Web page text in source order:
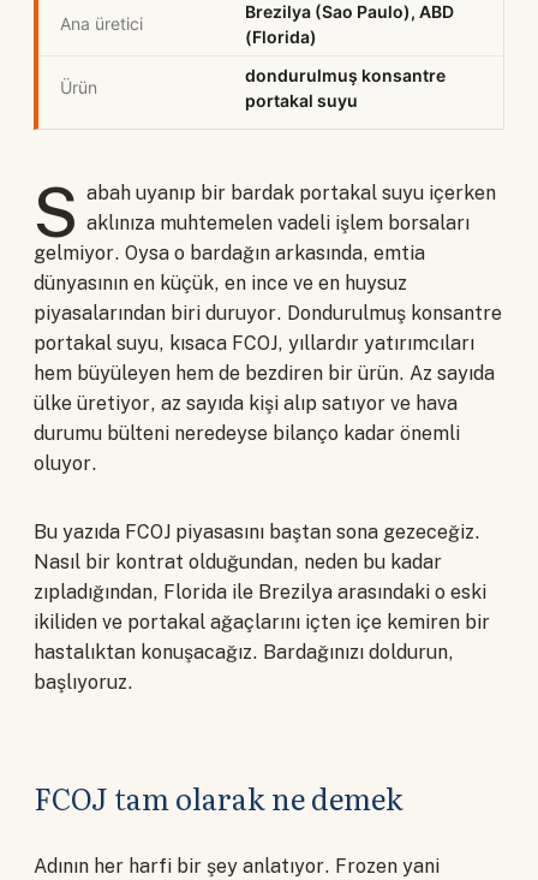
Ana üretici
Brezilya (Sao Paulo), ABD
(Florida)
Ürün
dondurulmuş konsantre
portakal suyu
S abah uyanıp bir bardak portakal suyu içerken
aklınıza muhtemelen vadeli işlem borsaları
gelmiyor. Oysa o bardağın arkasında, emtia
dünyasının en küçük, en ince ve en huysuz
piyasalarından biri duruyor. Dondurulmuş konsantre
portakal suyu, kısaca FCOJ, yıllardır yatırımcıları
hem büyüleyen hem de bezdiren bir ürün. Az sayıda
ülke üretiyor, az sayıda kişi alıp satıyor ve hava
durumu bülteni neredeyse bilanço kadar önemli
oluyor.
Bu yazıda FCOJ piyasasını baştan sona gezeceğiz.
Nasıl bir kontrat olduğundan, neden bu kadar
zıpladığından, Florida ile Brezilya arasındaki o eski
ikiliden ve portakal ağaçlarını içten içe kemiren bir
hastalıktan konuşacağız. Bardağınızı doldurun,
başlıyoruz.
FCOJ tam olarak ne demek
Adının her harfi bir şey anlatıyor. Frozen yani